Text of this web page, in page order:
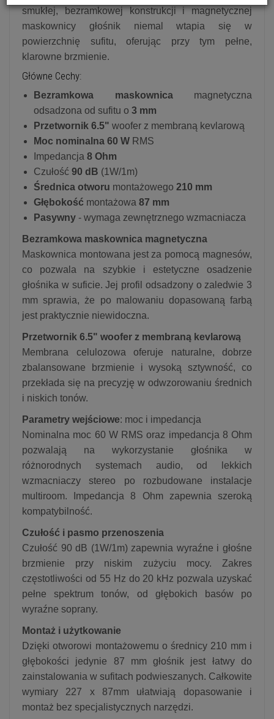
smukłej, bezramkowej konstrukcji i magnetycznej
maskownicy głośnik niemal wtapia się w
powierzchnię sufitu, oferując przy tym pełne,
klarowne brzmienie.
Główne Cechy:
Bezramkowa maskownicamagnetyczna
odsadzona od sufitu o 3 mm
Przetwornik 6.5" woofer z membraną kevlarową
Moc nominalna 60 W RMS
Impedancja 8 Ohm
Czułość 90 dB (1W/1m)
Średnica otworu montażowego 210 mm
Głębokość montażowa 87 mm
Pasywny - wymaga zewnętrznego wzmacniacza
Bezramkowa maskownica magnetyczna
Maskownica montowana jest za pomocą magnesów,
co pozwala na szybkie i estetyczne osadzenie
głośnika w suficie. Jej profil odsadzony o zaledwie 3
mm sprawia, że po malowaniu dopasowaną farbą
jest praktycznie niewidoczna.
Przetwornik 6.5" woofer z membraną kevlarową
Membrana celulozowa oferuje naturalne, dobrze
zbalansowane brzmienie i wysoką sztywność, co
przekłada się na precyzję w odwzorowaniu średnich
i niskich tonów.
Parametry wejściowe: moc i impedancja
Nominalna moc 60 W RMS oraz impedancja 8 Ohm
pozwalają na wykorzystanie głośnika w
różnorodnych systemach audio, od lekkich
wzmacniaczy stereo po rozbudowane instalacje
multiroom. Impedancja 8 Ohm zapewnia szeroką
kompatybilność.
Czułość i pasmo przenoszenia
Czułość 90 dB (1W/1m) zapewnia wyraźne i głośne
brzmienie przy niskim zużyciu mocy. Zakres
częstotliwości od 55 Hz do 20 kHz pozwala uzyskać
pełne spektrum tonów, od głębokich basów po
wyraźne soprany.
Montaż i użytkowanie
Dzięki otworowi montażowemu o średnicy 210 mm i
głębokości jedynie 87 mm głośnik jest łatwy do
zainstalowania w sufitach podwieszanych. Całkowite
wymiary 227 x 87mm ułatwiają dopasowanie i
montaż bez specjalistycznych narzędzi.